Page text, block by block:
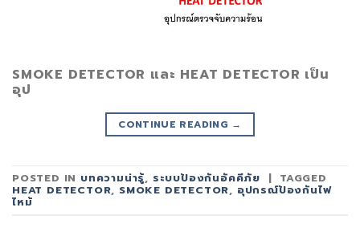
SMOKE DETECTOR และ HEAT DETECTOR เป็น
อุป
CONTINUE READING →
POSTED IN บทความน่ารู้, ระบบป้องกันอัคคีภัย | TAGGED
HEAT DETECTOR, SMOKE DETECTOR, อุปกรณ์ป้องกันไฟ
ไหม้